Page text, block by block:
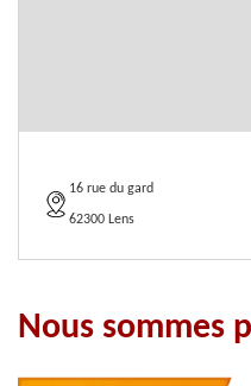
16 rue du gard
62300 Lens
Nous sommes